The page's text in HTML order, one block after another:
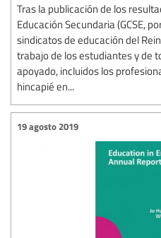
Tras la publicación de los
Educación Secundaria (GCSE,
sindicatos de educación del
trabajo de los estudiantes y de
apoyado, incluidos los
hincapié en...
19 agosto 2019